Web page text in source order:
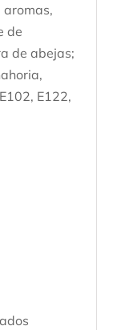
de
de abejas;
E122,